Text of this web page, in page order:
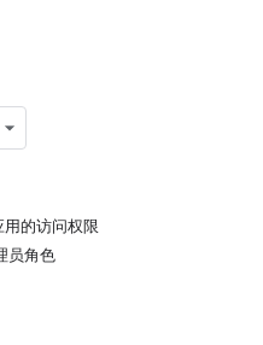
的访问权限
员角色